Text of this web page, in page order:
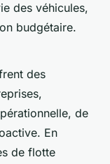
des véhicules,
budgétaire.
des
de
En
de flotte